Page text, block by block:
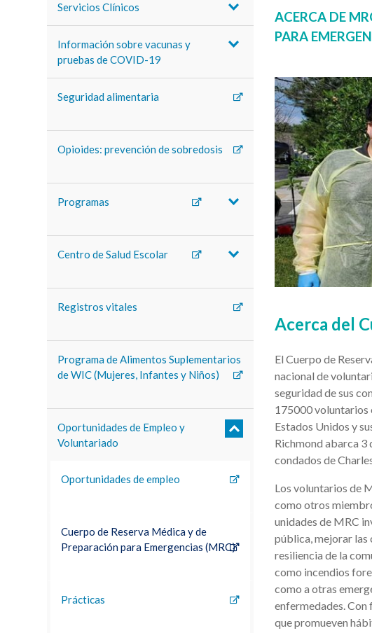
Servicios Clínicos
Información sobre vacunas y
pruebas de COVID-19
Seguridad alimentaria
Opioides: prevención de sobredosis
Programas
Centro de Salud Escolar
Registros vitales
Programa de Alimentos Suplementarios
de WIC (Mujeres, Infantes y Niños)
Oportunidades de Empleo y
Voluntariado
Oportunidades de empleo
Cuerpo de Reserva Médica y de
Preparación para Emergencias (MRC)
Prácticas
ACERCA DE
PARA
Acerca del
El Cuerpo de
nacional de
seguridad de sus
175000 voluntarios
Estados Unidos y
Richmond abarca 3
condados de
Los voluntarios de
como otros
unidades de MRC
pública, mejorar las
resiliencia de la
como incendios
como a otras
enfermedades.
que promueven